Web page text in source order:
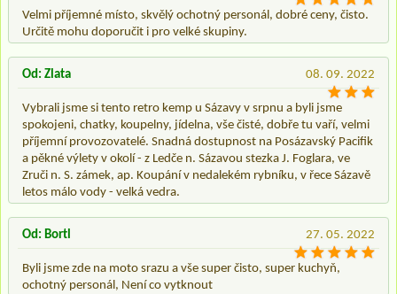
Velmi příjemné místo, skvělý ochotný personál, dobré ceny, čisto.
Určitě mohu doporučit i pro velké skupiny.
08. 09. 2022
Od: Zlata
Vybrali jsme si tento retro kemp u Sázavy v srpnu a byli jsme
spokojeni, chatky, koupelny, jídelna, vše čisté, dobře tu vaří, velmi
příjemní provozovatelé. Snadná dostupnost na Posázavský Pacifik
a pěkné výlety v okolí - z Ledče n. Sázavou stezka J. Foglara, ve
Zruči n. S. zámek, ap. Koupání v nedalekém rybníku, v řece Sázavě
letos málo vody - velká vedra.
27. 05. 2022
Od: Bortl
Byli jsme zde na moto srazu a vše super čisto, super kuchyň,
ochotný personál, Není co vytknout